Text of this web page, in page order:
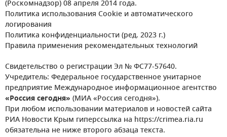
(Роскомнадзор) 08 апреля 2014 года.
Политика использования Cookie и автоматического
логирования
Политика конфиденциальности (ред. 2023 г.)
Правила применения рекомендательных технологий
Свидетельство о регистрации Эл № ФС77-57640.
Учредитель: Федеральное государственное унитарное
предприятие Международное информационное агентство
«Россия сегодня» (МИА «Россия сегодня»).
При любом использовании материалов и новостей сайта
РИА Новости Крым гиперссылка на https://crimea.ria.ru
обязательна не ниже второго абзаца текста.